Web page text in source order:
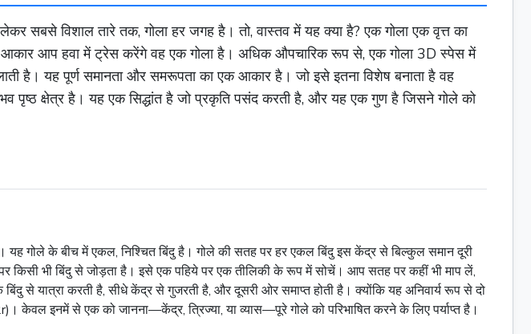
सबसे विशाल तारे तक, गोला हर जगह है। तो, वास्तव में यह क्या है? एक गोला एकवृत्तका
आप हवा में ट्रेस करेंगे वह एक गोला है। अधिक औपचारिक रूप से, एक गोला 3D स्पेस में
है। यह पूर्ण समानता और समरूपता का एक आकार है। जो इसे इतना विशेष बनाता है वह
पृष्ठ क्षेत्र है। यह एक सिद्धांत है जो प्रकृति पसंद करती है, और यह एक गुण है जिसने गोले को
गोले के बीच में एकल, निश्चित बिंदु है। गोले की सतह पर हर एकल बिंदु इस केंद्र से बिल्कुल समान दूरी
किसी भी बिंदु से जोड़ता है। इसे एक पहिये पर एक तीलिकी के रूप में सोचें। आप सतह पर कहीं भी माप लें,
से यात्रा करती है, सीधे केंद्र से गुजरती है, और दूसरी ओर समाप्त होती है। क्योंकि यह अनिवार्य रूप से दो
केवल इनमें से एक को जानना—केंद्र, त्रिज्या, या व्यास—पूरे गोले को परिभाषित करने के लिए पर्याप्त है।